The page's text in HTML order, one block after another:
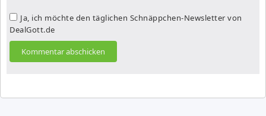
Ja, ich möchte den täglichen Schnäppchen-Newsletter von
DealGott.de